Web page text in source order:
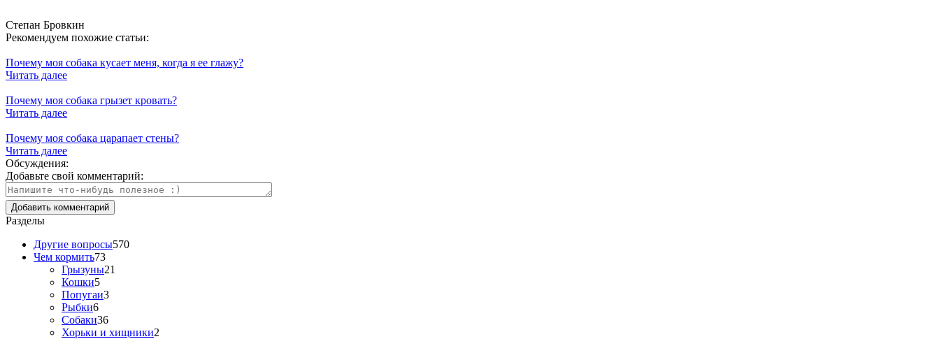
Степан Бровкин
Рекомендуем похожие статьи:
Почему моя собака кусает меня, когда я ее глажу?
Читать далее
Почему моя собака грызет кровать?
Читать далее
Почему моя собака царапает стены?
Читать далее
Обсуждения:
Добавьте свой комментарий:
Разделы
Другие вопросы570
Чем кормить73
Грызуны21
Кошки5
Попугаи3
Рыбки6
Собаки36
Хорьки и хищники2